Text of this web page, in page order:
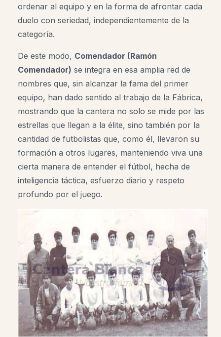
ordenar al equipo y en la forma de afrontar cada
duelo con seriedad, independientemente de la
categoría.
De este modo, Comendador (Ramón
Comendador) se integra en esa amplia red de
nombres que, sin alcanzar la fama del primer
equipo, han dado sentido al trabajo de la Fábrica,
mostrando que la cantera no solo se mide por las
estrellas que llegan a la élite, sino también por la
cantidad de futbolistas que, como él, llevaron su
formación a otros lugares, manteniendo viva una
cierta manera de entender el fútbol, hecha de
inteligencia táctica, esfuerzo diario y respeto
profundo por el juego.